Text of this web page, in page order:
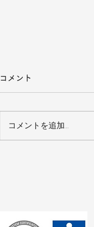
夏季休暇のお知らせ
コメント
コメントを追加…